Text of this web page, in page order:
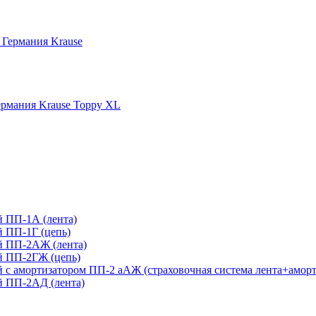
Krause
Krause Toppy XL
ПП-1А (лента)
ПП-1Г (цепь)
ПП-2АЖ (лента)
ПП-2ГЖ (цепь)
амортизатором ПП-2 аАЖ (страховочная система
ПП-2АД (лента)